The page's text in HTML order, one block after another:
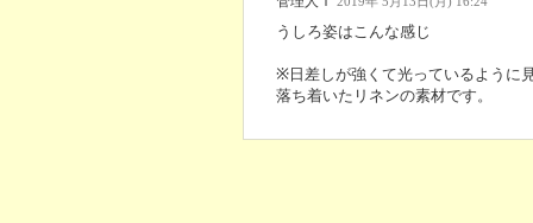
うしろ姿はこんな感じ
※日差しが強くて光っているように
落ち着いたリネンの素材です。